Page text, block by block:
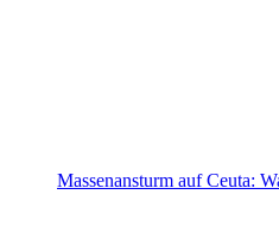
Massenansturm auf Ceuta: